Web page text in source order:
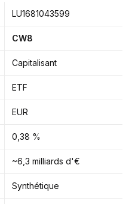
LU1681043599
CW8
Capitalisant
ETF
EUR
0,38 %
~6,3 milliards d'€
Synthétique